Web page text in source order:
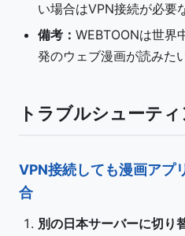
い場合はVPN接続が必要
備考： WEBTOONは世界
発のウェブ漫画が読みた
トラブルシューテ
VPN接続しても漫画アプ
合
別の日本サーバーに切り